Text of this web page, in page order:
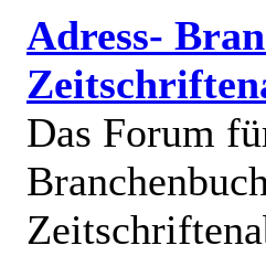
Adress-
Das Forum